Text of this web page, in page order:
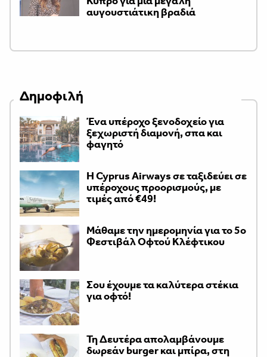
αυγουστιάτικη βραδιά
Δημοφιλή
Ένα υπέροχο ξενοδοχείο για
ξεχωριστή διαμονή, σπα και
φαγητό
H Cyprus Airways σε ταξιδεύει σε
υπέροχους προορισμούς, με
τιμές από €49!
Μάθαμε την ημερομηνία για το 5ο
Φεστιβάλ Οφτού Κλέφτικου
Σου έχουμε τα καλύτερα στέκια
για οφτό!
Τη Δευτέρα απολαμβάνουμε
δωρεάν burger και μπίρα, στη